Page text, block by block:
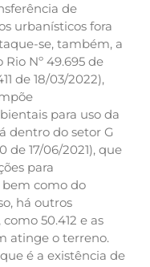
de
urbanísticos fora
se, também, a
Nº 49.695 de
de 18/03/2022),
para uso da
dentro do setor G
de 17/06/2021), que
para
bem como do
há outros
50.412 e as
atinge o terreno.
é a existência de